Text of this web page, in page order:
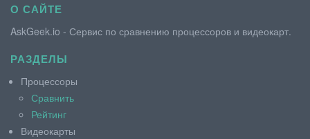
О САЙТЕ
AskGeek.io - Сервис по сравнению процессоров и видеокарт.
РАЗДЕЛЫ
Процессоры
Сравнить
Рейтинг
Видеокарты